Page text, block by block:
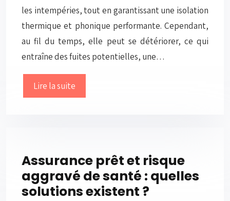
les intempéries, tout en garantissant une isolation
thermique et phonique performante. Cependant,
au fil du temps, elle peut se détériorer, ce qui
entraîne des fuites potentielles, une…
Lire la suite
Assurance prêt et risque
aggravé de santé : quelles
solutions existent ?